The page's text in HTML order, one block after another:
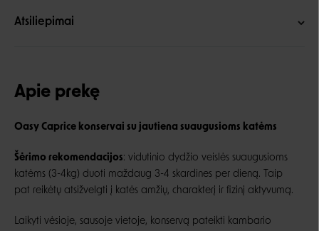
Atsiliepimai
Apie prekę
Oasy Caprice konservai su jautiena suaugusioms katėms
Šėrimo rekomendacijos: vidutinio dydžio veislės suaugusioms
katėms (3-4kg) duoti maždaug 3-4 skardines per dieną. Taip
pat reikėtų atsižvelgti į katės amžių, charakterį ir fizinį aktyvumą.
Laikyti vėsioje, sausoje vietoje, konservą pateikti kambario